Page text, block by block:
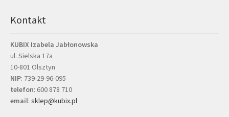
Kontakt
KUBIX Izabela Jabłonowska
ul. Sielska 17a
10-801 Olsztyn
NIP: 739-29-96-095
telefon: 600 878 710
email: sklep@kubix.pl